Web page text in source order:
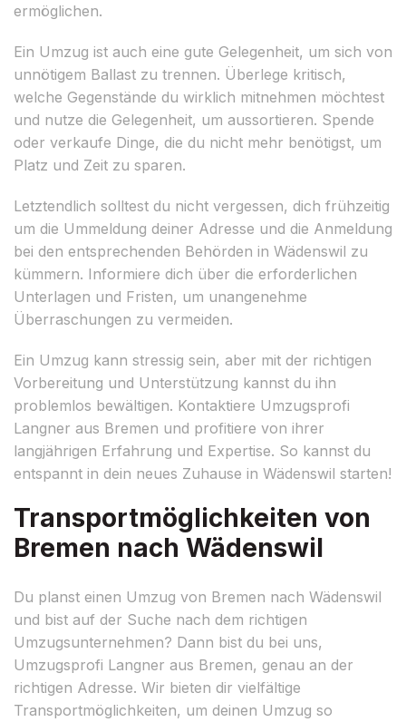
ermöglichen.
Ein Umzug ist auch eine gute Gelegenheit, um sich von
unnötigem Ballast zu trennen. Überlege kritisch,
welche Gegenstände du wirklich mitnehmen möchtest
und nutze die Gelegenheit, um aussortieren. Spende
oder verkaufe Dinge, die du nicht mehr benötigst, um
Platz und Zeit zu sparen.
Letztendlich solltest du nicht vergessen, dich frühzeitig
um die Ummeldung deiner Adresse und die Anmeldung
bei den entsprechenden Behörden in Wädenswil zu
kümmern. Informiere dich über die erforderlichen
Unterlagen und Fristen, um unangenehme
Überraschungen zu vermeiden.
Ein Umzug kann stressig sein, aber mit der richtigen
Vorbereitung und Unterstützung kannst du ihn
problemlos bewältigen. Kontaktiere Umzugsprofi
Langner aus Bremen und profitiere von ihrer
langjährigen Erfahrung und Expertise. So kannst du
entspannt in dein neues Zuhause in Wädenswil starten!
Transportmöglichkeiten von
Bremen nach Wädenswil
Du planst einen Umzug von Bremen nach Wädenswil
und bist auf der Suche nach dem richtigen
Umzugsunternehmen? Dann bist du bei uns,
Umzugsprofi Langner aus Bremen, genau an der
richtigen Adresse. Wir bieten dir vielfältige
Transportmöglichkeiten, um deinen Umzug so